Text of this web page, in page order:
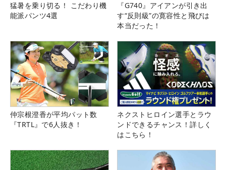
猛暑を乗り切る！ こだわり機
能派パンツ4選
『G740』アイアンが引き出
す“反則級”の寛容性と飛びは
本当だった！
仲宗根澄香が平均パット数
『TRTL』で6人抜き！
ネクストヒロイン選手とラウ
ンドできるチャンス！詳しく
はこちら！